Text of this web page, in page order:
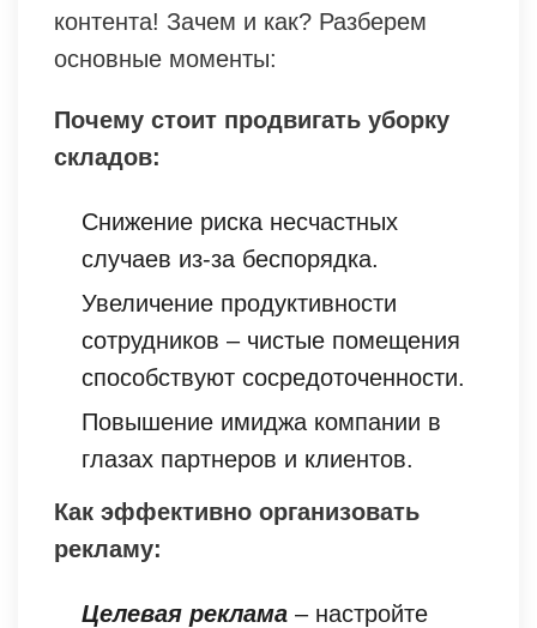
контента! Зачем и как? Разберем
основные моменты:
Почему стоит продвигать уборку
складов:
Снижение риска несчастных
случаев из-за беспорядка.
Увеличение продуктивности
сотрудников – чистые помещения
способствуют сосредоточенности.
Повышение имиджа компании в
глазах партнеров и клиентов.
Как эффективно организовать
рекламу:
Целевая реклама – настройте